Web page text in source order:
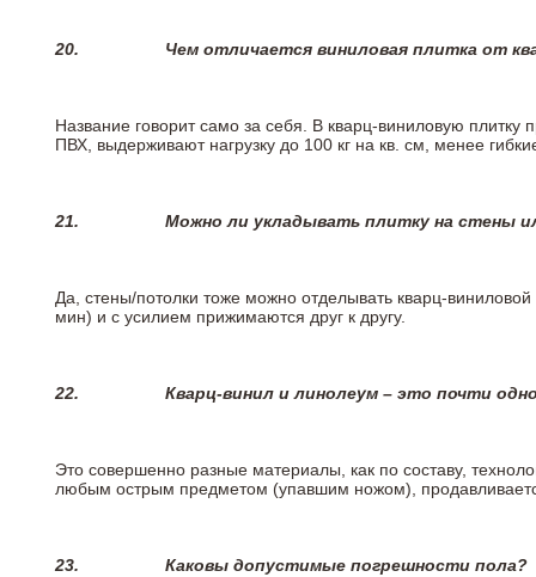
20. Чем отличается виниловая плитка от
Название говорит само за себя. В кварц-виниловую
ПВХ, выдерживают нагрузку до 100 кг на кв. см, менее
21. Можно ли укладывать плитку на стены
Да, стены/потолки тоже можно отделывать кварц-
мин) и с усилием прижимаются друг к другу.
22. Кварц-винил и линолеум – это почти
Это совершенно разные материалы, как по составу,
любым острым предметом (упавшим ножом),
23. Каковы допустимые погрешности пола?